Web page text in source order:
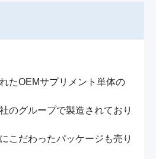
たOEMサプリメント単体の
のグループで製造されており
こだわったパッケージも売り